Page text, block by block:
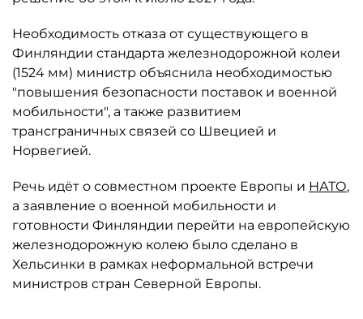
Необходимость отказа от существующего в
Финляндии стандарта железнодорожной колеи
(1524 мм) министр объяснила необходимостью
"повышения безопасности поставок и военной
мобильности", а также развитием
трансграничных связей со Швецией и
Норвегией.
Речь идёт о совместном проекте Европы и НАТО,
а заявление о военной мобильности и
готовности Финляндии перейти на европейскую
железнодорожную колею было сделано в
Хельсинки в рамках неформальной встречи
министров стран Северной Европы.